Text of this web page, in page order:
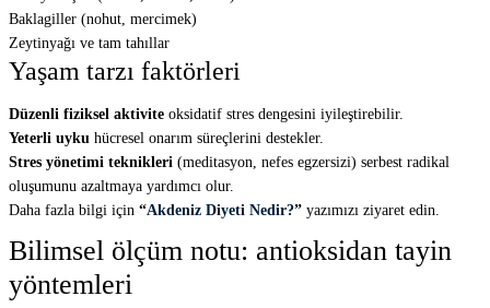
Baklagiller (nohut, mercimek)
Zeytinyağı ve tam tahıllar
Yaşam tarzı faktörleri
Düzenli fiziksel aktivite oksidatif stres dengesini iyileştirebilir.
Yeterli uyku hücresel onarım süreçlerini destekler.
Stres yönetimi teknikleri (meditasyon, nefes egzersizi) serbest radikal
oluşumunu azaltmaya yardımcı olur.
Daha fazla bilgi için “Akdeniz Diyeti Nedir?” yazımızı ziyaret edin.
Bilimsel ölçüm notu: antioksidan tayin
yöntemleri